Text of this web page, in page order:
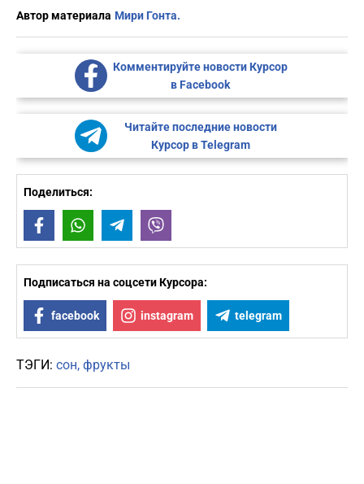
Автор материала Мири Гонта.
Комментируйте новости Курсор
в Facebook
Читайте последние новости
Курсор в Telegram
Поделиться:
FacebookWhatsAppTelegram
Подписаться на соцсети Курсора:
facebook instagram telegram
ТЭГИ: сон фрукты